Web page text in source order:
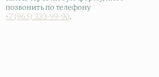
позвонить по телефону
+7 (965) 333-99-90.